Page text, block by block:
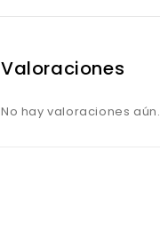
Valoraciones
No hay valoraciones aún.